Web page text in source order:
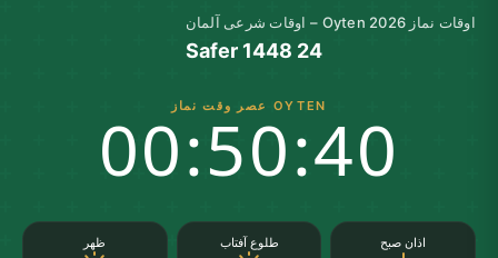
اوقات نماز Oyten 2026 – اوقات شرعی آلمان
24 Safer 1448
OYTEN عصر وقت نماز
00:50:39
اذان صبح طلوع آفتاب ظهر